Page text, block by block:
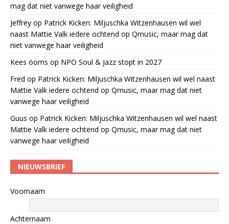
mag dat niet vanwege haar veiligheid
Jeffrey op Patrick Kicken: Miljuschka Witzenhausen wil wel
naast Mattie Valk iedere ochtend op Qmusic, maar mag dat
niet vanwege haar veiligheid
Kees öoms op NPO Soul & Jazz stopt in 2027
Fred op Patrick Kicken: Miljuschka Witzenhausen wil wel naast
Mattie Valk iedere ochtend op Qmusic, maar mag dat niet
vanwege haar veiligheid
Guus op Patrick Kicken: Miljuschka Witzenhausen wil wel naast
Mattie Valk iedere ochtend op Qmusic, maar mag dat niet
vanwege haar veiligheid
NIEUWSBRIEF
Voornaam
Achternaam